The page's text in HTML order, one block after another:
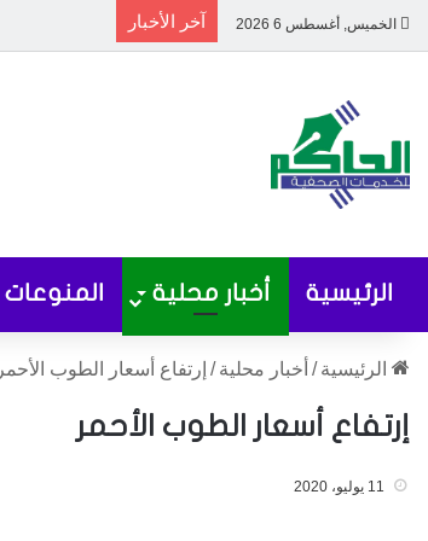
الخميس, أغسطس 6 2026 آخر الأخبار
الرئيسية أخبار محلية المنوعات
الرئيسية / أخبار محلية / إرتفاع أسعار الطوب الأحمر
إرتفاع أسعار الطوب الأحمر
11 يوليو، 2020